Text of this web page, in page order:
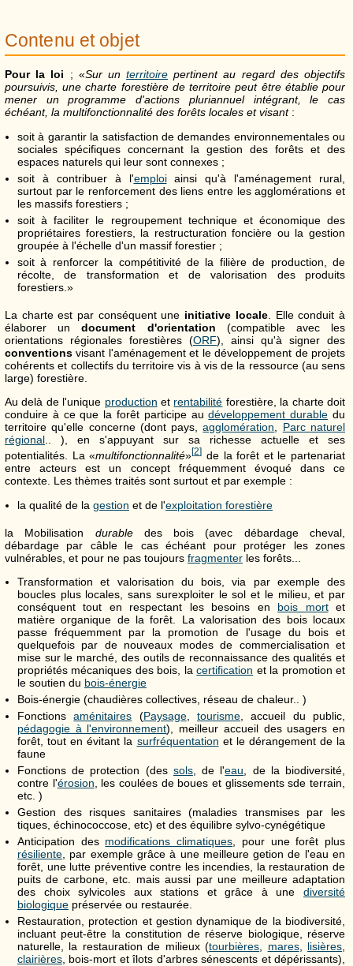
Contenu et objet
Pour la loi ; «Sur unterritoire pertinent au regard des objectifs
poursuivis, une charte forestière de territoire peut être établie pour
mener un programme d'actions pluriannuel intégrant, le cas
échéant, la multifonctionnalité des forêts locales et visant:
soit à garantir la satisfaction de demandes environnementales ou
sociales spécifiques concernant la gestion des forêts et des
espaces naturels qui leur sont connexes ;
soit à contribuer à l'emploiainsi qu'à l'aménagement rural,
surtout par le renforcement des liens entre les agglomérations et
les massifs forestiers ;
soit à faciliter le regroupement technique et économique des
propriétaires forestiers, la restructuration foncière ou la gestion
groupée à l'échelle d'un massif forestier ;
soit à renforcer la compétitivité de la filière de production, de
récolte, de transformation et de valorisation des produits
forestiers.»
La charte est par conséquent une initiative locale. Elle conduit à
élaborer undocument d'orientation (compatible avec les
orientations régionales forestières (ORF), ainsi qu'à signer des
conventions visant l'aménagement et le développement de projets
cohérents et collectifs du territoire vis à vis de la ressource (au sens
large) forestière.
Au delà de l'unique production et rentabilité forestière, la charte doit
conduire à ce que la forêt participe audéveloppement durable du
territoire qu'elle concerne (dont pays,agglomération, Parc naturel
régional.. ), en s'appuyant sur sa richesse actuelle et ses
potentialités. La «multifonctionnalité»[2] de la forêt et le partenariat
entre acteurs est un concept fréquemment évoqué dans ce
contexte. Les thèmes traités sont surtout et par exemple :
la qualité de la gestion et de l'exploitation forestière
la Mobilisation durabledes bois (avec débardage cheval,
débardage par câble le cas échéant pour protéger les zones
vulnérables, et pour ne pas toujours fragmenter les forêts...
Transformation et valorisation du bois, via par exemple des
boucles plus locales, sans surexploiter le sol et le milieu, et par
conséquent tout en respectant les besoins en bois mortet
matière organique de la forêt. La valorisation des bois locaux
passe fréquemment par la promotion de l'usage du bois et
quelquefois par de nouveaux modes de commercialisation et
mise sur le marché, des outils de reconnaissance des qualités et
propriétés mécaniques des bois, lacertification et la promotion et
le soutien du bois-énergie
Bois-énergie (chaudières collectives, réseau de chaleur.. )
Fonctionsaménitaires (Paysage,tourisme, accueil du public,
pédagogie à l'environnement), meilleur accueil des usagers en
forêt, tout en évitant la surfréquentation et le dérangement de la
faune
Fonctions de protection (des sols, de l'eau, de la biodiversité,
contre l'érosion, les coulées de boues et glissements sde terrain,
etc. )
Gestion des risques sanitaires (maladies transmises par les
tiques, échinococcose, etc) et des équilibre sylvo-cynégétique
Anticipation des modifications climatiques, pour une forêt plus
résiliente, par exemple grâce à une meilleure getion de l'eau en
forêt, une lutte préventive contre les incendies, la restauration de
puits de carbone, etc. mais aussi par une meilleure adaptation
des choix sylvicoles aux stations et grâce à une diversité
biologique préservée ou restaurée.
Restauration, protection et gestion dynamique de la biodiversité,
incluant peut-être la constitution de réserve biologique, réserve
naturelle, la restauration de milieux (tourbières, mares, lisières,
clairières, bois-mort et îlots d'arbres sénescents et dépérissants),